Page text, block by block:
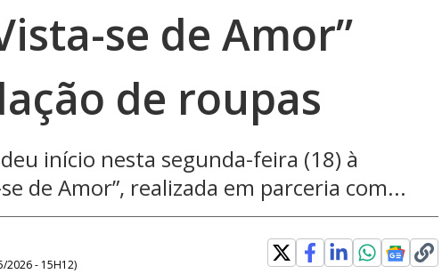
se de Amor”
de roupas
início nesta segunda-feira (18) à
de Amor”, realizada em parceria com...
2026 - 15H12)